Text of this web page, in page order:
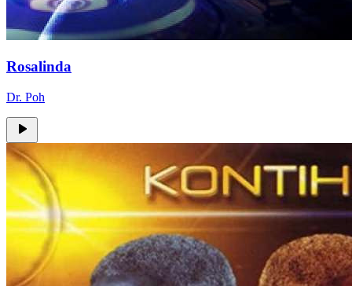
Rosalinda
Dr. Poh